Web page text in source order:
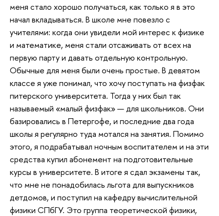
меня стало хорошо получаться, как только я в это
начал вкладываться. В школе мне повезло с
учителями: когда они увидели мой интерес к физике
и математике, меня стали отсаживать от всех на
первую парту и давать отдельную контрольную.
Обычные для меня были очень простые. В девятом
классе я уже понимал, что хочу поступать на физфак
питерского университета. Тогда у них был так
называемый «малый физфак» — для школьников. Они
базировались в Петергофе, и последние два года
школы я регулярно туда мотался на занятия. Помимо
этого, я подрабатывал ночным воспитателем и на эти
средства купил абонемент на подготовительные
курсы в университете. В итоге я сдал экзамены так,
что мне не понадобилась льгота для выпускников
детдомов, и поступил на кафедру вычислительной
физики СПбГУ. Это группа теоретической физики,